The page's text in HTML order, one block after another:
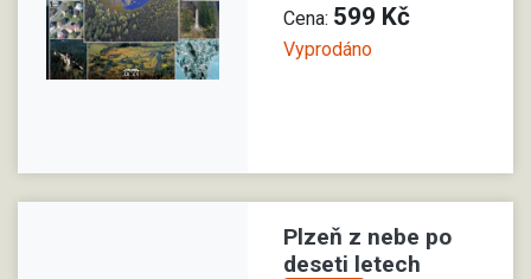
Cena: 599 Kč
Vyprodáno
Plzeň z nebe po
deseti letech